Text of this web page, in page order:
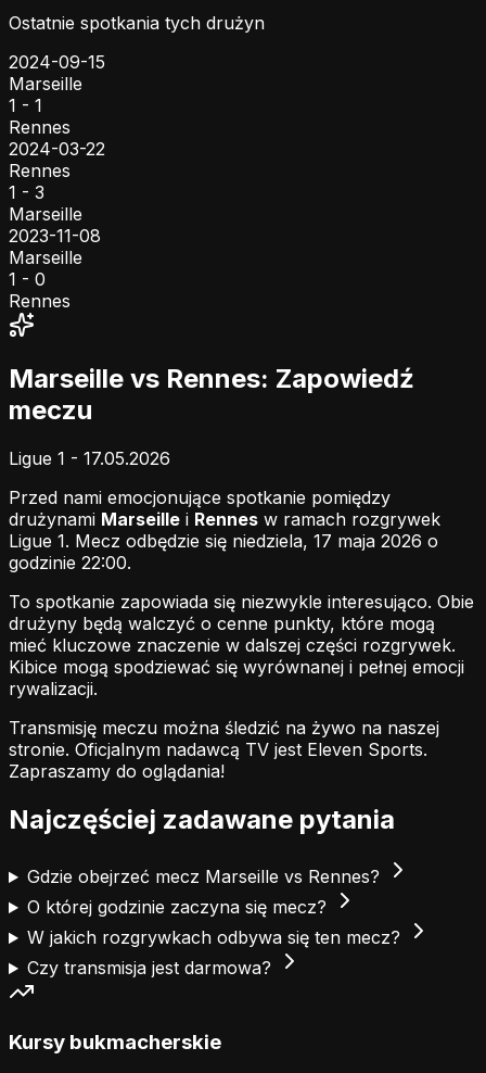
Ostatnie spotkania tych drużyn
2024-09-15
Marseille
1 - 1
Rennes
2024-03-22
Rennes
1 - 3
Marseille
2023-11-08
Marseille
1 - 0
Rennes
Marseille vs Rennes: Zapowiedź
meczu
Ligue 1 - 17.05.2026
Przed nami emocjonujące spotkanie pomiędzy
drużynami Marseille i Rennes w ramach rozgrywek
Ligue 1. Mecz odbędzie się niedziela, 17 maja 2026 o
godzinie 22:00.
To spotkanie zapowiada się niezwykle interesująco. Obie
drużyny będą walczyć o cenne punkty, które mogą
mieć kluczowe znaczenie w dalszej części rozgrywek.
Kibice mogą spodziewać się wyrównanej i pełnej emocji
rywalizacji.
Transmisję meczu można śledzić na żywo na naszej
stronie. Oficjalnym nadawcą TV jest Eleven Sports.
Zapraszamy do oglądania!
Najczęściej zadawane pytania
Gdzie obejrzeć mecz Marseille vs Rennes?
O której godzinie zaczyna się mecz?
W jakich rozgrywkach odbywa się ten mecz?
Czy transmisja jest darmowa?
Kursy bukmacherskie